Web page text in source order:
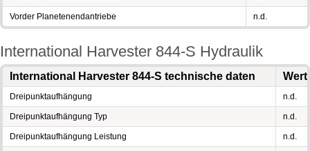
Vorder Planetenendantriebe n.d.
International Harvester 844-S Hydraulik
International Harvester 844-S technische daten Wert
Dreipunktaufhängung n.d.
Dreipunktaufhängung Typ n.d.
Dreipunktaufhängung Leistung n.d.